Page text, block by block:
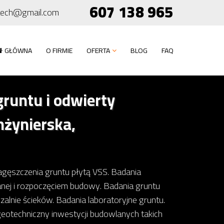
607 138 965
GŁÓWNA O FIRMIE OFERTA BLOG FAQ
i odwierty
gruntu płytą VSS. Badania
i rozpoczęciem budowy. Badania gruntu
ścieków. Badania laboratoryjne gruntu.
inwestycji budowlanych takich